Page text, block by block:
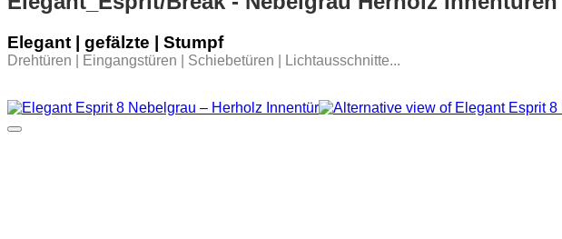
Elegant | gefälzte | Stumpf
Drehtüren | Eingangstüren | Schiebetüren | Lichtausschnitte...